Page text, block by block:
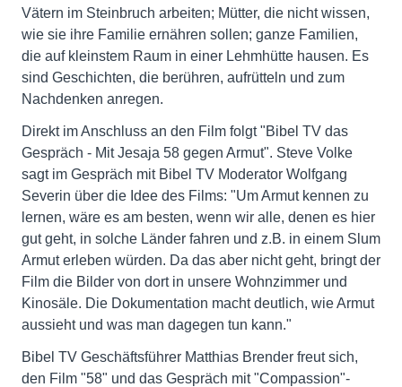
Vätern im Steinbruch arbeiten; Mütter, die nicht wissen,
wie sie ihre Familie ernähren sollen; ganze Familien,
die auf kleinstem Raum in einer Lehmhütte hausen. Es
sind Geschichten, die berühren, aufrütteln und zum
Nachdenken anregen.
Direkt im Anschluss an den Film folgt "Bibel TV das
Gespräch - Mit Jesaja 58 gegen Armut". Steve Volke
sagt im Gespräch mit Bibel TV Moderator Wolfgang
Severin über die Idee des Films: "Um Armut kennen zu
lernen, wäre es am besten, wenn wir alle, denen es hier
gut geht, in solche Länder fahren und z.B. in einem Slum
Armut erleben würden. Da das aber nicht geht, bringt der
Film die Bilder von dort in unsere Wohnzimmer und
Kinosäle. Die Dokumentation macht deutlich, wie Armut
aussieht und was man dagegen tun kann."
Bibel TV Geschäftsführer Matthias Brender freut sich,
den Film "58" und das Gespräch mit "Compassion"-